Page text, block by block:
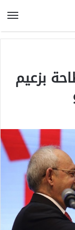
بزعيم